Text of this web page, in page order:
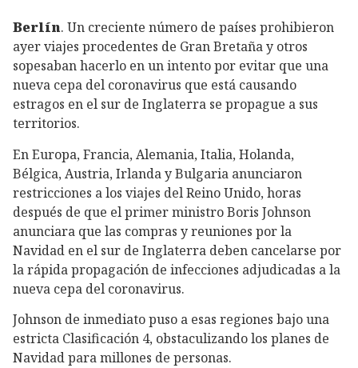
Berlín. Un creciente número de países prohibieron
ayer viajes procedentes de Gran Bretaña y otros
sopesaban hacerlo en un intento por evitar que una
nueva cepa del coronavirus que está causando
estragos en el sur de Inglaterra se propague a sus
territorios.
En Europa, Francia, Alemania, Italia, Holanda,
Bélgica, Austria, Irlanda y Bulgaria anunciaron
restricciones a los viajes del Reino Unido, horas
después de que el primer ministro Boris Johnson
anunciara que las compras y reuniones por la
Navidad en el sur de Inglaterra deben cancelarse por
la rápida propagación de infecciones adjudicadas a la
nueva cepa del coronavirus.
Johnson de inmediato puso a esas regiones bajo una
estricta Clasificación 4, obstaculizando los planes de
Navidad para millones de personas.